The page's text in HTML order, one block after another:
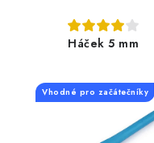
Háček 5 mm
Vhodné pro začátečníky